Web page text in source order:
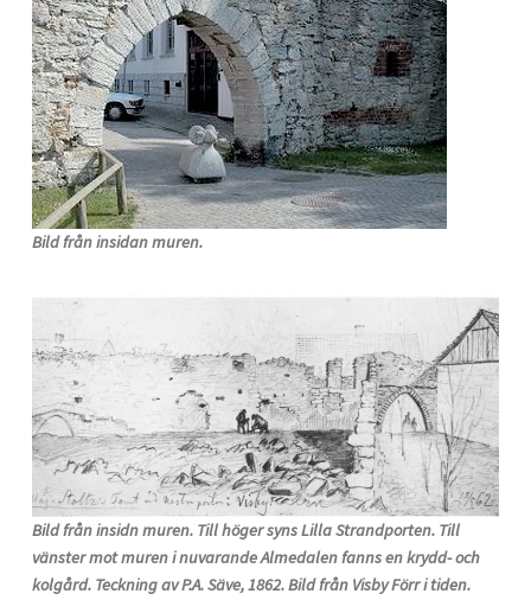
Bild från insidan muren.
Bild från insidn muren. Till höger syns Lilla Strandporten. Till
vänster mot muren i nuvarande Almedalen fanns en krydd- och
kolgård. Teckning av P.A. Säve, 1862. Bild från Visby Förr i tiden.